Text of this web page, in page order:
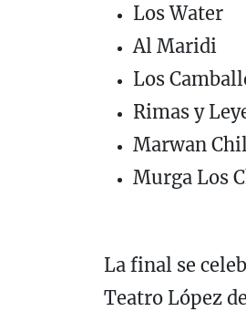
Los Water
Al Maridi
Los
Rimas y
Marwan
Murga Los
La final se
Teatro López